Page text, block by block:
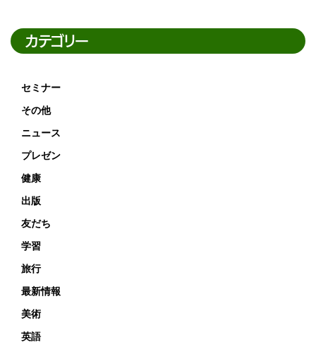
カテゴリー
セミナー
その他
ニュース
プレゼン
健康
出版
友だち
学習
旅行
最新情報
美術
英語